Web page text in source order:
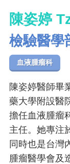
陳姿婷
檢驗醫學
血液腫瘤科
陳姿婷醫師畢
藥大學附設醫
擔任血液腫瘤
主任。她專注
同時也是台灣
腫瘤醫學會及